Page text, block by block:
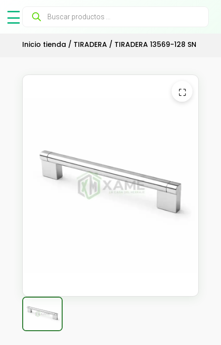
Búsqueda
productos
Inicio tienda / TIRADERA/ TIRADERA 13569-128 SN
⛶